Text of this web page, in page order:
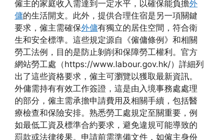
僱主的家庭收入需達到一定水平，以確保能負擔外
傭的生活開支。此外，提供合理住宿是另一項關鍵
要求，僱主需確保外傭有獨立的居住空間，符合衛
生和安全標準。這些規定源自《僱傭條例》和相關
勞工法例，目的是防止剝削和保障勞工權利。官方
網站勞工處（https://www.labour.gov.hk/）詳細列
出了這些資格要求，僱主可瀏覽以獲取最新資訊。
外傭需持有有效工作簽證，這是由入境事務處處理
的部分，僱主需承擔申請費用及相關手續，包括醫
療檢查和保險安排。熟悉勞工處規定至關重要，例
如最低工資及標準合約要求，避免違規可能導致的
罰款或法律後果。申請前需準備文件，如僱主身份